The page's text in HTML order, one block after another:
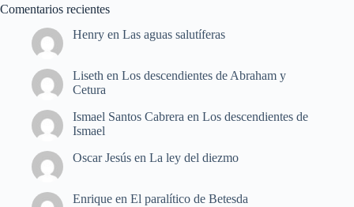
Comentarios recientes
Henry en Las aguas salutíferas
Liseth en Los descendientes de Abraham y
Cetura
Ismael Santos Cabrera en Los descendientes de
Ismael
Oscar Jesús en La ley del diezmo
Enrique en El paralítico de Betesda